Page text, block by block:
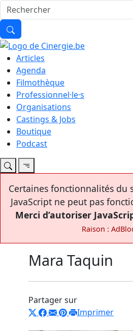
Articles
Agenda
Filmothèque
Professionnel·le·s
Organisations
Castings & Jobs
Boutique
Podcast
Certaines fonctionnalités du
JavaScript ne peut pas
Merci d’autoriser
Raison :
Mara Taquin
Partager sur
Imprimer